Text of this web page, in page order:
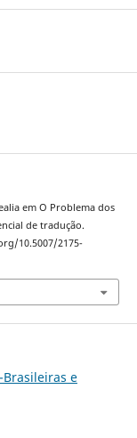
em O Problema dos
de tradução.
10.5007/2175-
Brasileiras e